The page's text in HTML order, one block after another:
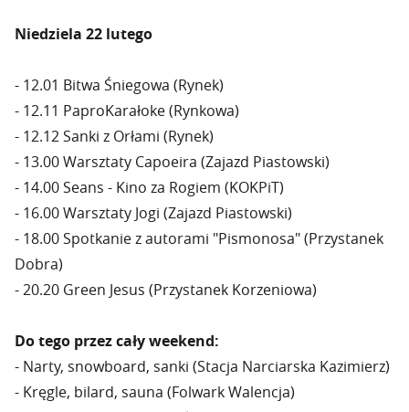
Niedziela 22 lutego
- 12.01 Bitwa Śniegowa (Rynek)
- 12.11 PaproKarałoke (Rynkowa)
- 12.12 Sanki z Orłami (Rynek)
- 13.00 Warsztaty Capoeira (Zajazd Piastowski)
- 14.00 Seans - Kino za Rogiem (KOKPiT)
- 16.00 Warsztaty Jogi (Zajazd Piastowski)
- 18.00 Spotkanie z autorami "Pismonosa" (Przystanek
Dobra)
- 20.20 Green Jesus (Przystanek Korzeniowa)
Do tego przez cały weekend:
- Narty, snowboard, sanki (Stacja Narciarska Kazimierz)
- Kręgle, bilard, sauna (Folwark Walencja)